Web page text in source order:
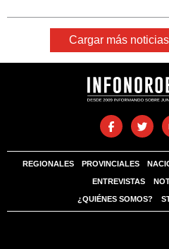
Cargar más noticias
REGIONALES PROVINCIALES
ENTREVISTAS
¿QUIÉNES SOMOS?